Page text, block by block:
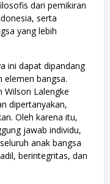
dari pemikiran
serta
yang lebih
ini dapat dipandang
elemen bangsa.
Wilson Lalengke
dipertanyakan,
Oleh karena itu,
jawab individu,
anak bangsa
berintegritas, dan